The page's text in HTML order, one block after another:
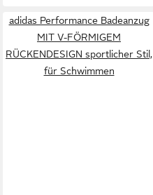
adidas Performance Badeanzug
MIT V-FÖRMIGEM
RÜCKENDESIGN sportlicher Stil,
für Schwimmen